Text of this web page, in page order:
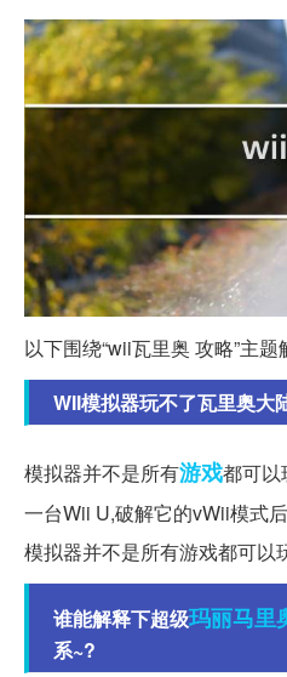
以下围绕“wii瓦里奥 攻略”主
WII模拟器玩不了瓦里奥大
模拟器并不是所有游戏都可以
一台Wii U,破解它的vWii模式
模拟器并不是所有游戏都可以
谁能解释下超级玛丽马里
系~?